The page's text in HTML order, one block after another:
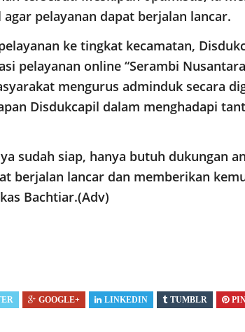
pelayanan dapat berjalan lancar.
ke tingkat kecamatan,
pelayanan online “Serambi
mengurus adminduk secara
Disdukcapil dalam menghadapi
sudah siap, hanya butuh dukungan
berjalan lancar dan memberikan
Bachtiar.(Adv)
GOOGLE+ LINKEDIN TUMBLR